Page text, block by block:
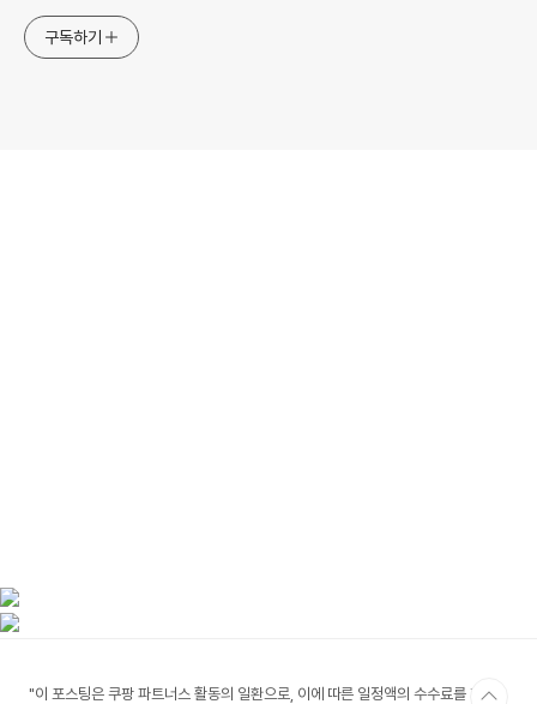
구독하기
"이 포스팅은 쿠팡 파트너스 활동의 일환으로, 이에 따른 일정액의 수수료를 제공